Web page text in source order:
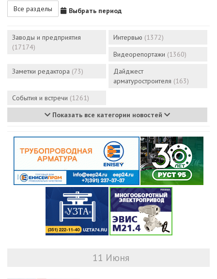
Все разделы Выбрать период
Заводы и предприятия
(17174)
Интервью (1372)
Видеорепортажи (1360)
Заметки редактора (73)
Дайджест
арматуростроителя (163)
События и встречи (1261)
Показать все категории новостей
11 Июня